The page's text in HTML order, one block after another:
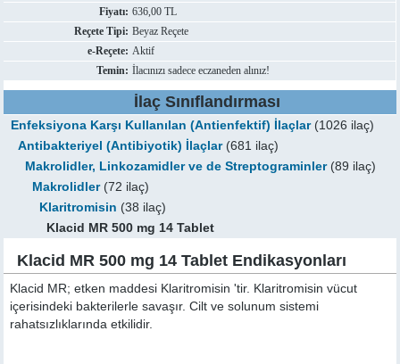
Fiyatı: 636,00 TL
Reçete Tipi: Beyaz Reçete
e-Reçete: Aktif
Temin: İlacınızı sadece eczaneden alınız!
İlaç Sınıflandırması
Enfeksiyona Karşı Kullanılan (Antienfektif) İlaçlar(1026 ilaç)
Antibakteriyel (Antibiyotik) İlaçlar(681 ilaç)
Makrolidler, Linkozamidler ve de Streptograminler(89 ilaç)
Makrolidler(72 ilaç)
Klaritromisin (38 ilaç)
Klacid MR 500 mg 14 Tablet
Klacid MR 500 mg 14 Tablet Endikasyonları
Klacid MR; etken maddesi Klaritromisin 'tir. Klaritromisin vücut
içerisindeki bakterilerle savaşır. Cilt ve solunum sistemi
rahatsızlıklarında etkilidir.